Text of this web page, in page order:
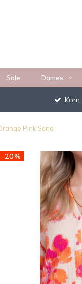
Sale Dames
Kom
Pink Sand
-20%